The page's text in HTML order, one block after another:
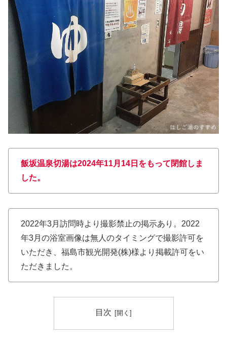
飯坂温泉切湯は2024年11月14日をもって閉館しま
した。
2022年3月訪問時より撮影禁止の掲示あり。2022
年3月の浴室画像は無人のタイミングで撮影許可を
いただき、福島市観光開発(株)様より掲載許可をい
ただきました。
目次